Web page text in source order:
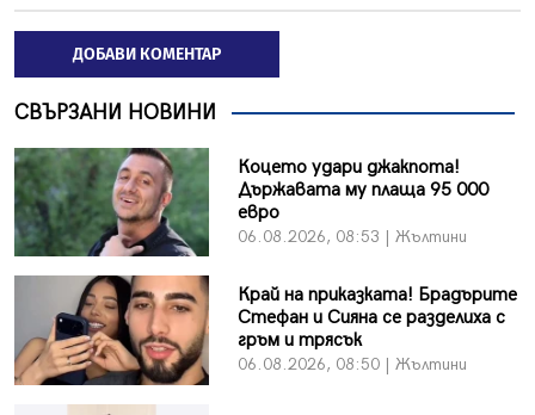
ДОБАВИ КОМЕНТАР
СВЪРЗАНИ НОВИНИ
Коцето удари джакпота!
Държавата му плаща 95 000
евро
06.08.2026, 08:53 | Жълтини
Край на приказката! Брадърите
Стефан и Сияна се разделиха с
гръм и трясък
06.08.2026, 08:50 | Жълтини